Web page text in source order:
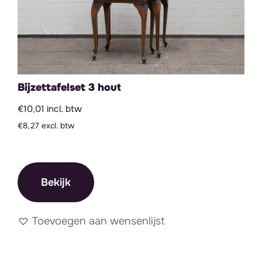
Bijzettafelset 3 hout
€10,01 incl. btw
€8,27 excl. btw
Bekijk
Toevoegen aan wensenlijst